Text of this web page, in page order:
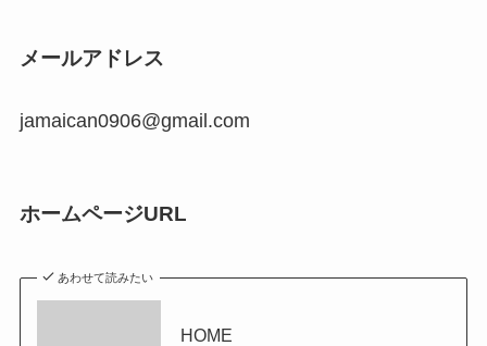
メールアドレス
jamaican0906@gmail.com
ホームページURL
あわせて読みたい
HOME